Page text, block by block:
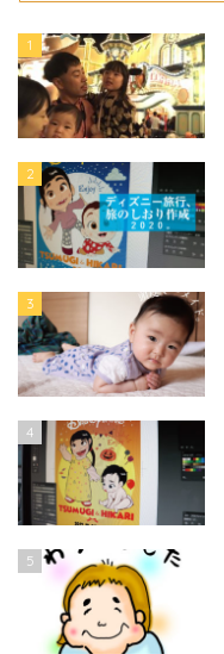
1
2
3
4
5